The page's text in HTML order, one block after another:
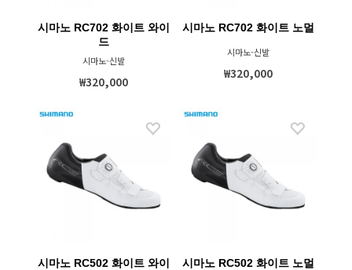
시마노 RC702 화이트 와이
드
시마노-신발
₩320,000
시마노 RC702 화이트 노멀
시마노-신발
₩320,000
시마노 RC502 화이트 와이
시마노 RC502 화이트 노멀